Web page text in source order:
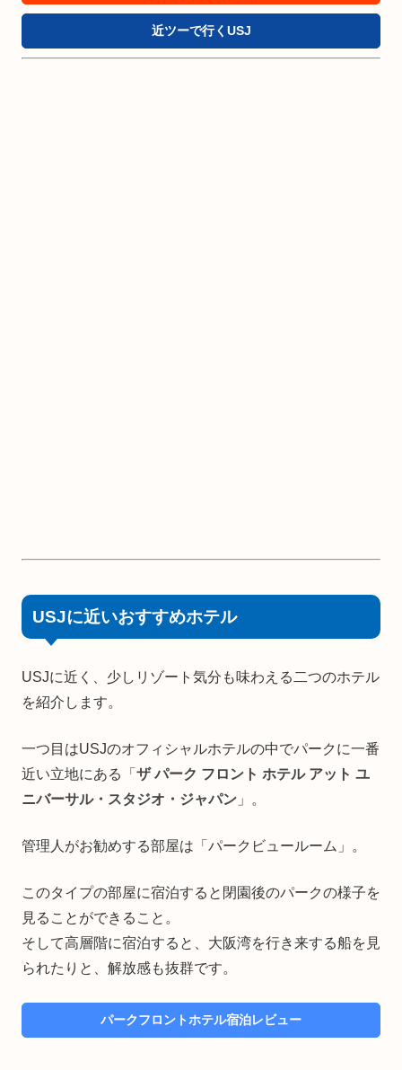
近ツーで行くUSJ
USJに近いおすすめホテル
USJに近く、少しリゾート気分も味わえる二つのホテル
を紹介します。
一つ目はUSJのオフィシャルホテルの中でパークに一番
近い立地にある「 ザ パーク フロント ホテル アット ユ
ニバーサル・スタジオ・ジャパン 」。
管理人がお勧めする部屋は「パークビュールーム」。
このタイプの部屋に宿泊すると閉園後のパークの様子を
見ることができること。
そして高層階に宿泊すると、大阪湾を行き来する船を見
られたりと、解放感も抜群です。
パークフロントホテル宿泊レビュー